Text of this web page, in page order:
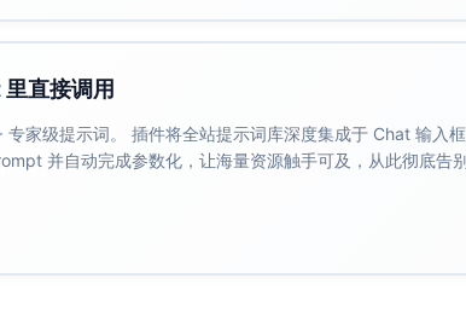
直接调用
家级提示词。 插件将全站提示词库深度集成于 Chat 输入
并自动完成参数化，让海量资源触手可及，从此彻底告